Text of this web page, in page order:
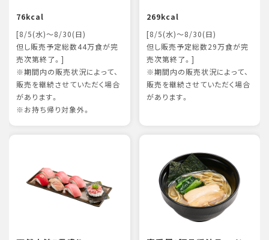
76kcal
[8/5(水)～8/30(日)
但し販売予定総数44万食が完
売次第終了。]
※期間内の販売状況によって、
販売を継続させていただく場合
があります。
※お持ち帰り対象外。
269kcal
[8/5(水)～8/30(日)
但し販売予定総数29万食が完
売次第終了。]
※期間内の販売状況によって、
販売を継続させていただく場合
があります。